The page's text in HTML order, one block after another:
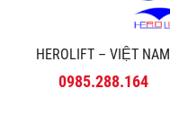
HEROLIFT – VIỆT NAM
0985.288.164